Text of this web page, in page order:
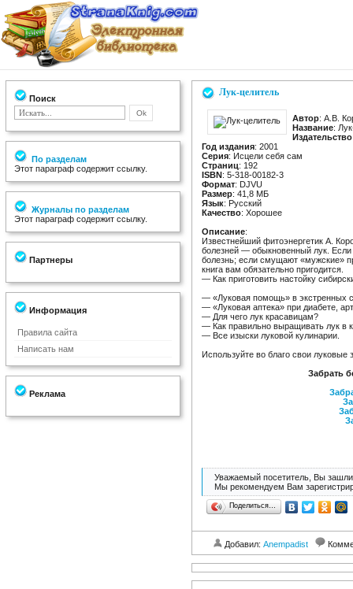
Поиск
По разделам
Этот параграф содержит ссылку.
Журналы по разделам
Этот параграф содержит ссылку.
Партнеры
Информация
Правила сайта
Написать нам
Реклама
Лук-целитель
Автор: А.В.
Название:
Издательство
Год издания: 2001
Серия: Исцели себя сам
Страниц: 192
ISBN: 5-318-00182-3
Формат: DJVU
Размер: 41,8 МБ
Язык: Русский
Качество: Хорошее
Описание:
Известнейший фитоэнергетик А.
болезней — обыкновенный лук. Если
болезнь; если смущают «мужские»
книга вам обязательно пригодится.
— Как приготовить настойку
— «Луковая помощь» в экстренных
— «Луковая аптека» при диабете,
— Для чего лук красавицам?
— Как правильно выращивать лук в
— Все изыски луковой кулинарии.
Используйте во благо свои луковые
Забрать
Уважаемый посетитель, Вы зашли
Мы рекомендуем Вам
Поделиться…
Добавил: Anempadist